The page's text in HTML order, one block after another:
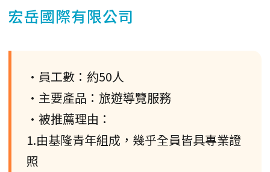
宏岳國際有限公司
•員工數：約50人
•主要產品：旅遊導覽服務
•被推薦理由：
1.由基隆青年組成，幾乎全員皆具專業證
照